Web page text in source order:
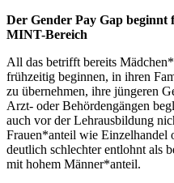
Der Gender Pay Gap
MINT-Bereich
All das betrifft bereits
frühzeitig beginnen, in ihren
zu übernehmen, ihre jüngeren
Arzt- oder Behördengängen
auch vor der Lehrausbildung
Frauen*anteil wie Einzelhandel
deutlich schlechter entlohnt als
mit hohem Männer*anteil.